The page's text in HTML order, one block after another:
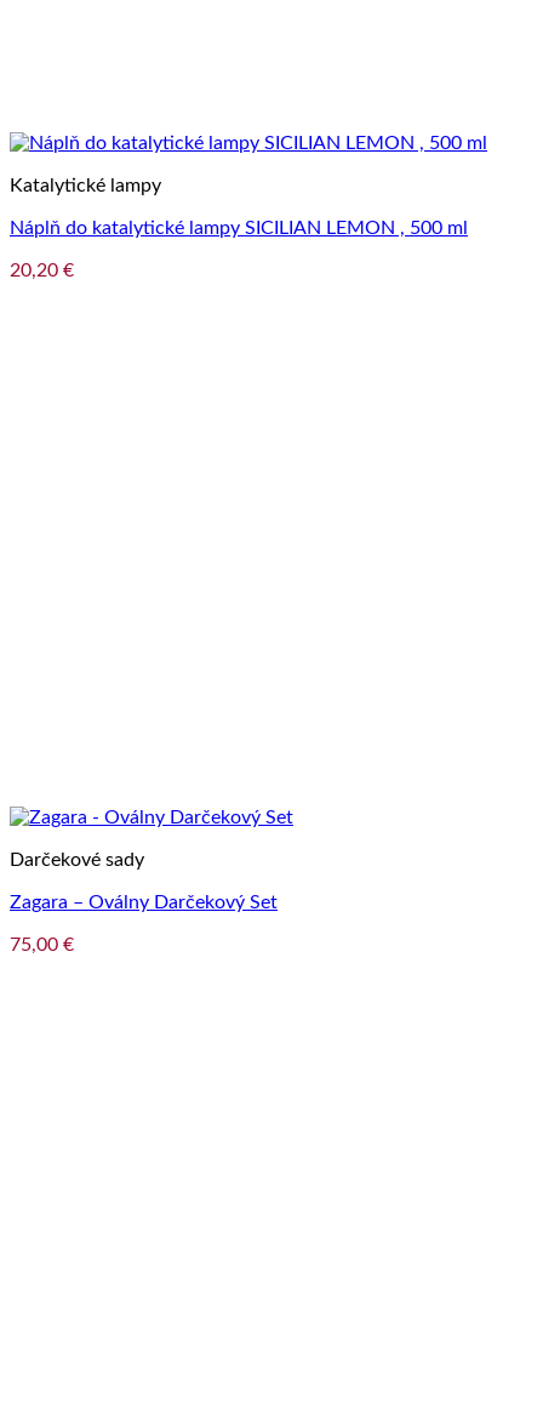
Katalytické lampy
Náplň do katalytické lampy SICILIAN LEMON , 500 ml
20,20 €
Darčekové sady
Zagara – Oválny Darčekový Set
75,00 €